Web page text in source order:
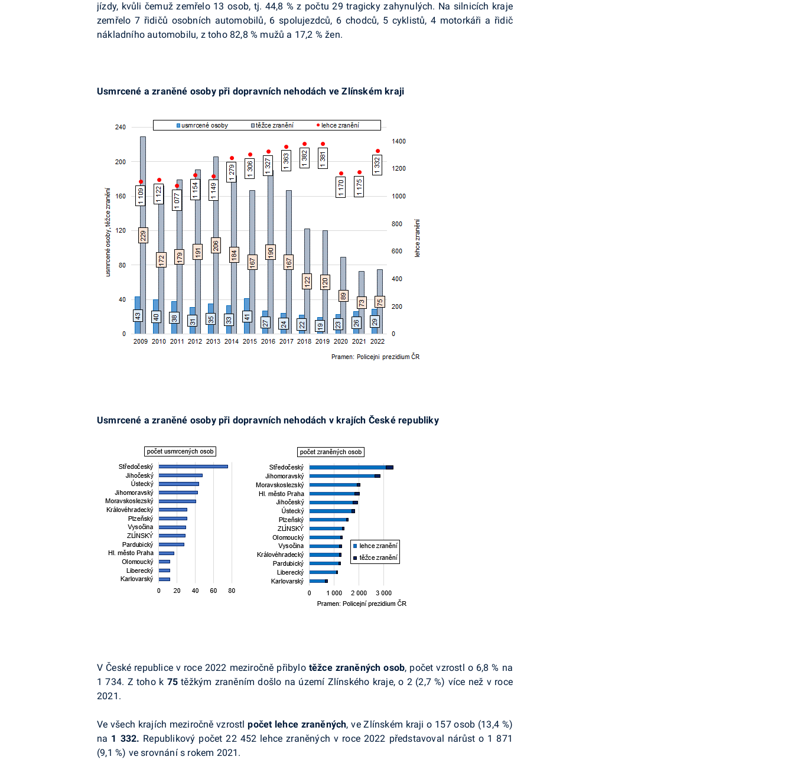
jízdy, kvůli čemuž zemřelo 13 osob, tj. 44,8 % z počtu 29 tragicky zahynulých. Na silnicích kraje
zemřelo 7 řidičů osobních automobilů, 6 spolujezdců, 6 chodců, 5 cyklistů, 4 motorkáři a řidič
nákladního automobilu, z toho 82,8 % mužů a 17,2 % žen.
Usmrcené a zraněné osoby při dopravních nehodách ve Zlínském kraji
Usmrcené a zraněné osoby při dopravních nehodách v krajích České republiky
V České republice v roce 2022 meziročně přibylo těžce zraněných osob, počet vzrostl o 6,8 % na
1 734. Z toho k 75těžkým zraněním došlo na území Zlínského kraje, o 2 (2,7 %) více než v roce
2021.
Ve všech krajích meziročně vzrostlpočet lehce zraněných, ve Zlínském kraji o 157 osob (13,4 %)
na 1 332. Republikový počet 22 452 lehce zraněných v roce 2022 představoval nárůst o 1 871
(9,1 %) ve srovnání s rokem 2021.